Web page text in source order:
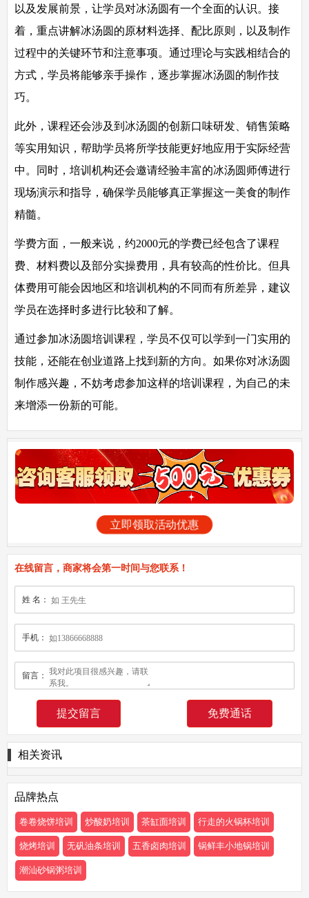
以及发展前景，让学员对冰汤圆有一个全面的认识。接
着，重点讲解冰汤圆的原材料选择、配比原则，以及制作
过程中的关键环节和注意事项。通过理论与实践相结合的
方式，学员将能够亲手操作，逐步掌握冰汤圆的制作技
巧。
此外，课程还会涉及到冰汤圆的创新口味研发、销售策略
等实用知识，帮助学员将所学技能更好地应用于实际经营
中。同时，培训机构还会邀请经验丰富的冰汤圆师傅进行
现场演示和指导，确保学员能够真正掌握这一美食的制作
精髓。
学费方面，一般来说，约2000元的学费已经包含了课程
费、材料费以及部分实操费用，具有较高的性价比。但具
体费用可能会因地区和培训机构的不同而有所差异，建议
学员在选择时多进行比较和了解。
通过参加冰汤圆培训课程，学员不仅可以学到一门实用的
技能，还能在创业道路上找到新的方向。如果你对冰汤圆
制作感兴趣，不妨考虑参加这样的培训课程，为自己的未
来增添一份新的可能。
立即领取活动优惠
在线留言，商家将会第一时间与您联系！
姓 名：
手机：
留言：
免费通话
相关资讯
品牌热点
卷卷烧饼培训 炒酸奶培训 茶缸面培训 行走的火锅杯培训
烧烤培训 无矾油条培训 五香卤肉培训 锅鲜丰小地锅培训
潮汕砂锅粥培训